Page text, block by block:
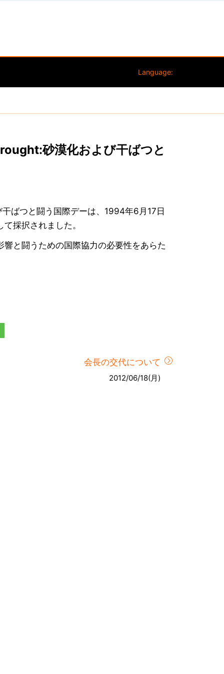
Language:
砂漠化および干ばつと
ばつと闘う国際デーは、1994年6月17日
採択されました。
と闘うための国際協力の必要性をあらた
会長の交代について
2012/06/18(月)